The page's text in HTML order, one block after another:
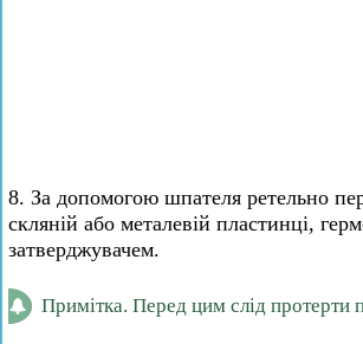
8. За допомогою шпателя ретельно
скляній або металевій пластинці,
затверджувачем.
Примітка. Перед цим слід протерти